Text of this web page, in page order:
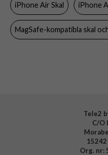
Färg
Varumärke
iPhone Air Skal iPhone
MagSafe-kompatibla skal
Tele2
C/O
Org. nr: